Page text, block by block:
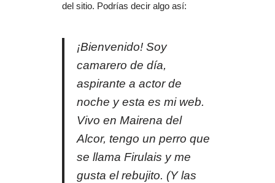
del sitio. Podrías decir algo así:
¡Bienvenido! Soy
camarero de día,
aspirante a actor de
noche y esta es mi web.
Vivo en Mairena del
Alcor, tengo un perro que
se llama Firulais y me
gusta el rebujito. (Y las